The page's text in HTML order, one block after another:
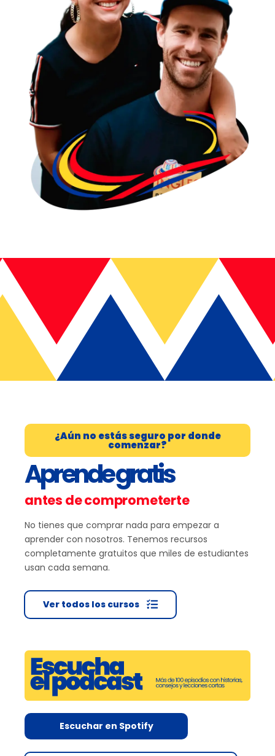
¿Aún no estás seguro por donde
comenzar?
Aprende gratis
antes de comprometerte
No tienes que comprar nada para empezar a
aprender con nosotros. Tenemos recursos
completamente gratuitos que miles de estudiantes
usan cada semana.
Ver todos los cursos
Escuchar en Spotify